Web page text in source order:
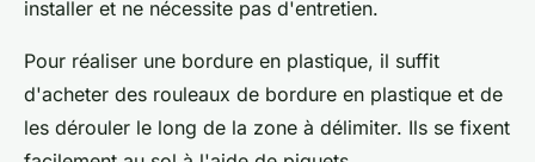
installer et ne nécessite pas d'entretien.
Pour réaliser une bordure en plastique, il suffit
d'acheter des rouleaux de bordure en plastique et de
les dérouler le long de la zone à délimiter. Ils se fixent